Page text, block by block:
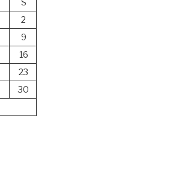
S
2
9
16
23
30